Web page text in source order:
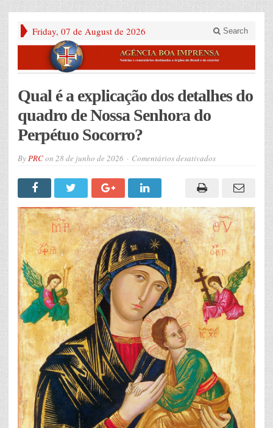
Friday, 07 de August de 2026 Search
Qual é a explicação dos detalhes do
quadro de Nossa Senhora do
Perpétuo Socorro?
ByPRCon 28 de junho de 2026 Comentários desativadosem
explicação
detalhes
do
quadro
de
Nossa
Senhora
do
Perpétuo
Socorro?